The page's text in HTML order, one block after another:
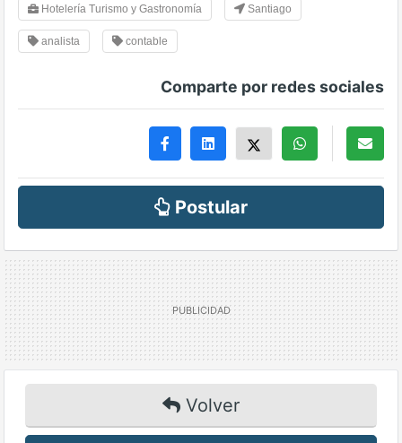
Hotelería Turismo y Gastronomía Santiago
analista contable
Comparte por redes sociales
Postular
Volver